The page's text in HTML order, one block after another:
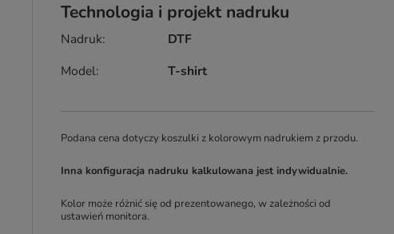
Technologia i projekt nadruku
Nadruk
DTF
Model
T-shirt
Podana cena dotyczy koszulki z kolorowym nadrukiem z przodu.
Inna konfiguracja nadruku kalkulowana jest indywidualnie.
Kolor może różnić się od prezentowanego, w zależności od
ustawień monitora.